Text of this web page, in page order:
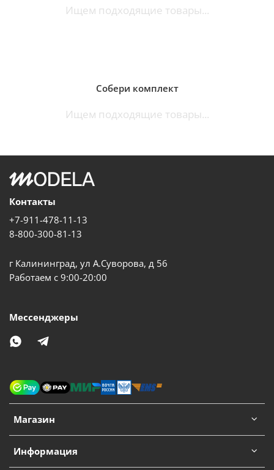
Ищем подходящие товары...
Собери комплект
Ищем подходящие товары...
Магазин
Информация
Контакты
+7-911-478-11-13
8-800-300-81-13
г Калининград, ул А.Суворова, д 56
Работаем с 9:00-20:00
Мессенджеры